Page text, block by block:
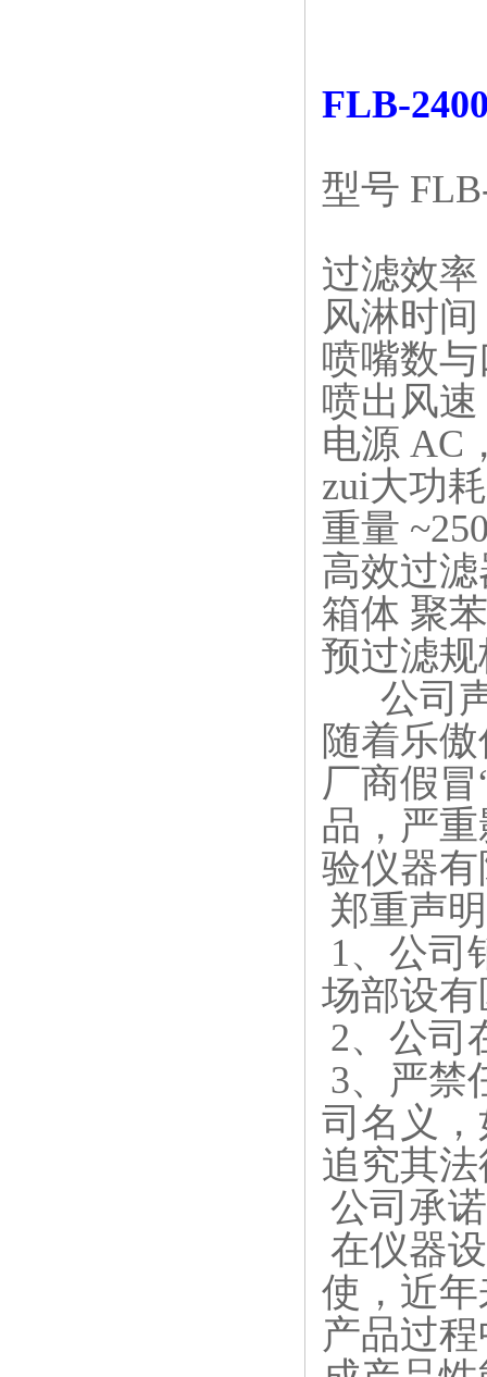
FLB-
型号
过滤效率
风淋时
喷嘴数
喷出风速
电源 AC
zui大功
重量
高效过
箱体 聚
预过滤
公司
随着乐
厂商假
品，严
验仪器
郑重声
1、公司
场部设
2、公司
3、严禁
司名义
追究其
公司承
在仪器
使，近
产品过